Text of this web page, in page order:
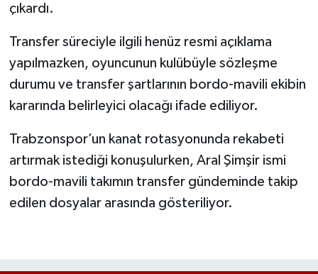
çıkardı.
Transfer süreciyle ilgili henüz resmi açıklama
yapılmazken, oyuncunun kulübüyle sözleşme
durumu ve transfer şartlarının bordo-mavili ekibin
kararında belirleyici olacağı ifade ediliyor.
Trabzonspor’un kanat rotasyonunda rekabeti
artırmak istediği konuşulurken, Aral Şimşir ismi
bordo-mavili takımın transfer gündeminde takip
edilen dosyalar arasında gösteriliyor.